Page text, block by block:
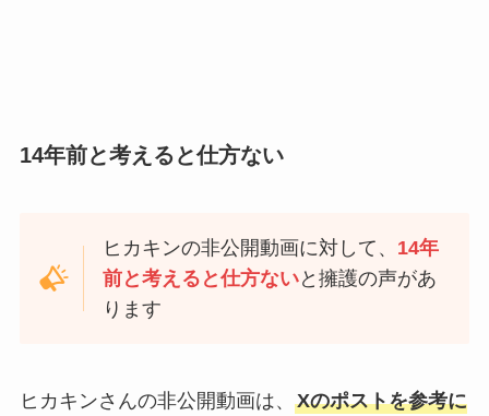
14年前と考えると仕方ない
ヒカキンの非公開動画に対して、 14年
前と考えると仕方ないと擁護の声があ
ります
ヒカキンさんの非公開動画は、 Xのポストを参考に